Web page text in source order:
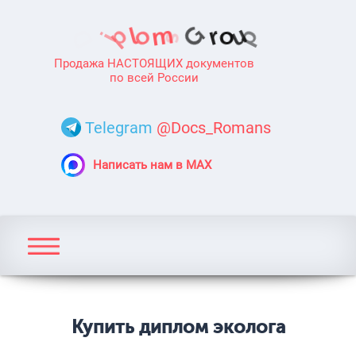
Продажа НАСТОЯЩИХ документов
по всей России
Telegram @Docs_Romans
Написать нам в MAX
Купить диплом эколога